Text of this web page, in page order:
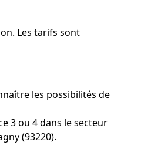
Les tarifs sont
les possibilités de
3 ou 4 dans le secteur
(93220).